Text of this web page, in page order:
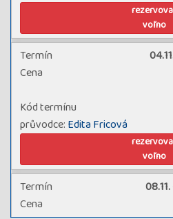
voľno
Termín
průvodce: Edita Fricová
Kód termínu
Cena
voľno
Termín
Cena